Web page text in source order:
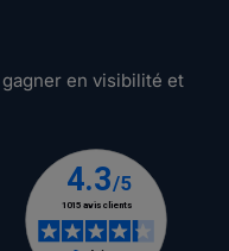
en visibilité et